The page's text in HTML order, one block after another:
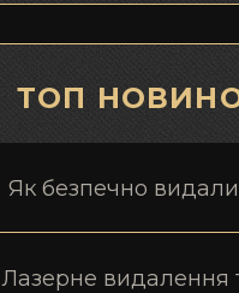
ТОП
Як безпечно
Лазерне видалення